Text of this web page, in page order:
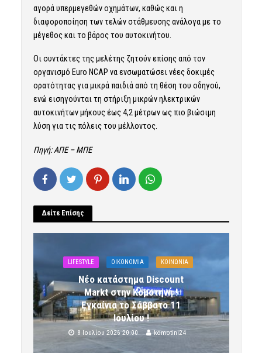
αγορά υπερμεγεθών οχημάτων, καθώς και η
διαφοροποίηση των τελών στάθμευσης ανάλογα με το
μέγεθος και το βάρος του αυτοκινήτου.
Οι συντάκτες της μελέτης ζητούν επίσης από τον
οργανισμό Euro NCAP να ενσωματώσει νέες δοκιμές
ορατότητας για μικρά παιδιά από τη θέση του οδηγού,
ενώ εισηγούνται τη στήριξη μικρών ηλεκτρικών
αυτοκινήτων μήκους έως 4,2 μέτρων ως πιο βιώσιμη
λύση για τις πόλεις του μέλλοντος.
Πηγή: ΑΠΕ – ΜΠΕ
Δείτε Επίσης
LIFESTYLE OIKONOMIA ΚΟΙΝΩΝΙΑ
Νέο κατάστημα Discount
Markt στην Κομοτηνή !
Εγκαίνια το Σάββατο 11
Ιουλίου !
8 Ιουλίου 2026 20:00 komotini24